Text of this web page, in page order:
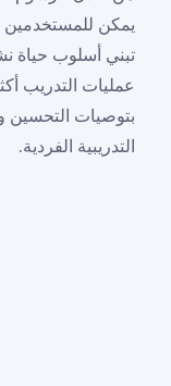
يمكن للمستخدمين
تبني أسلوب حياة
عمليات التدريب
بتوصيات التحسين
التدريبية الفردية.